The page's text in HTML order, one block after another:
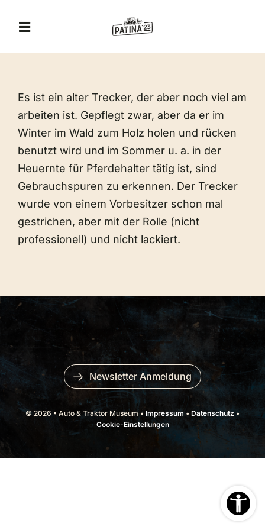
Inhalt
Toggle
Jägerhof Restaurant
Eventlocation
Veranstaltungen
Erlebnis-Gutschein
Es ist ein alter Trecker, der aber noch viel am
arbeiten ist. Gepflegt zwar, aber da er im
Winter im Wald zum Holz holen und rücken
benutzt wird und im Sommer u. a. in der
Heuernte für Pferdehalter tätig ist, sind
Gebrauchspuren zu erkennen. Der Trecker
wurde von einem Vorbesitzer schon mal
gestrichen, aber mit der Rolle (nicht
professionell) und nicht lackiert.
Newsletter Anmeldung
© 2026 • Auto & Traktor Museum • Impressum • Datenschutz •
Cookie-Einstellungen